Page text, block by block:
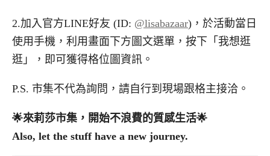
2.加入官方LINE好友 (ID: @lisabazaar)，於活動當日
使用手機，利用畫面下方圖文選單，按下「我想逛
逛」，即可獲得格位圖資訊。
P.S. 市集不代為詢問，請自行到現場跟格主接洽。
🌟來莉莎市集，開始不浪費的質感生活🌟
Also, let the stuff have a new journey.